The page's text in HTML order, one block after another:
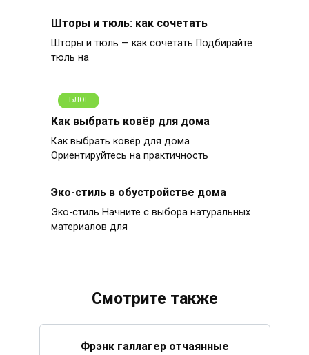
Шторы и тюль: как сочетать
Шторы и тюль — как сочетать Подбирайте
тюль на
БЛОГ
Как выбрать ковёр для дома
Как выбрать ковёр для дома
Ориентируйтесь на практичность
Эко-стиль в обустройстве дома
Эко-стиль Начните с выбора натуральных
материалов для
Смотрите также
Фрэнк галлагер отчаянные